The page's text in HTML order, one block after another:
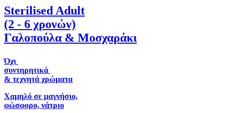
Sterilised Adult
(2 - 6 χρονών)
Γαλοπούλα & Μοσχαράκι
Όχι
συντηρητικά
& τεχνητά χρώματα
Χαμηλό σε μαγνήσιο,
φώσφορο, νάτριο